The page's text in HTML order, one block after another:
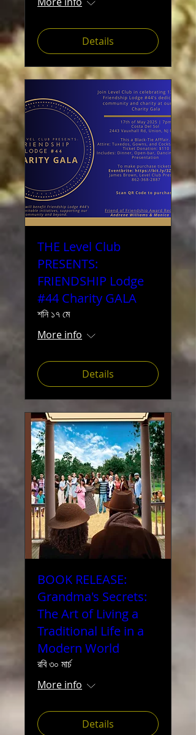
Details
THE Level Club
PRESENTS:
FRIENDSHIP Lodge
#44 Charity GALA
শনি ১৭ মে
More info
Details
BOOK RELEASE:
Grandma's Secrets:
The Art of Living a
Traditional Life in a
Modern World
রবি ৩০ মার্চ
More info
Details